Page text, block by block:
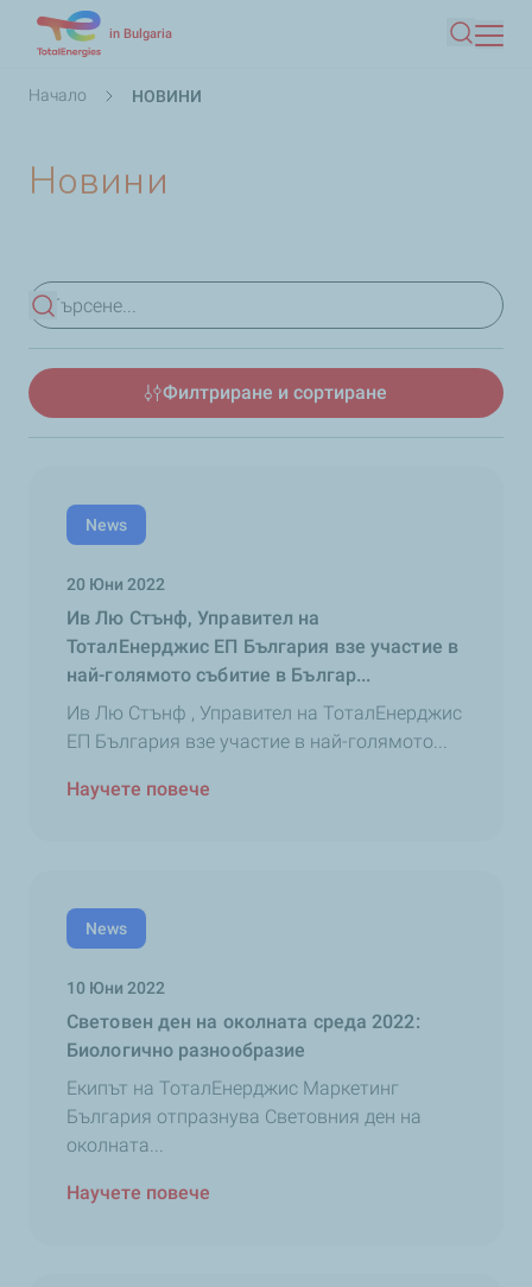
in Bulgaria
Търсене
Breadcrumb
Начало НОВИНИ
Новини
Преглед на резултатите
Филтриране и сортиране
News
20 Юни 2022
Ив Лю Стънф, Управител на
ТоталЕнерджис ЕП България взе участие в
най-голямото събитие в Българ...
Ив Лю Стънф , Управител на ТоталЕнерджис
ЕП България взе участие в най-голямото...
Научете повече
News
10 Юни 2022
Световен ден на околната среда 2022:
Биологично разнообразие
Екипът на ТоталЕнерджис Маркетинг
България отпразнува Световния ден на
околната...
Научете повече